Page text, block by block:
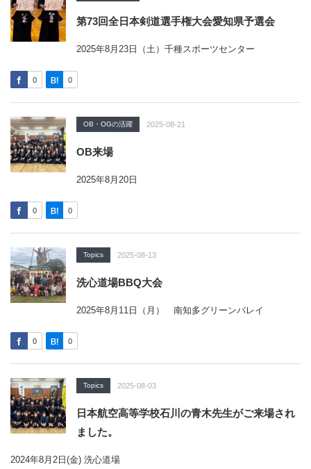
第73回全日本剣道選手権大会愛知県予選会
2025年8月23日（土）千種スポーツセンター
0 0
OB・OGの活躍 2025-08-21
OB来場
2025年8月20日
0 0
Topics 2025-08-13
洗心道場BBQ大会
2025年8月11日（月） 南知多グリーンバレイ
0 0
Topics 2025-08-03
日本航空高等学校石川の青木先生がご来場され
ました。
2024年8月2日(金) 洗心道場